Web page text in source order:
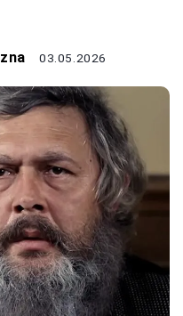
03.05.2026